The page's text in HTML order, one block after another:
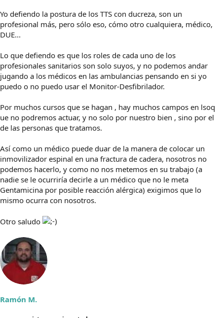
Yo defiendo la postura de los TTS con ducreza, son un
profesional más, pero sólo eso, cómo otro cualquiera, médico,
DUE...
Lo que defiendo es que los roles de cada uno de los
profesionales sanitarios son solo suyos, y no podemos andar
jugando a los médicos en las ambulancias pensando en si yo
puedo o no puedo usar el Monitor-Desfibrilador.
Por muchos cursos que se hagan , hay muchos campos en lsoq
ue no podremos actuar, y no solo por nuestro bien , sino por el
de las personas que tratamos.
Así como un médico puede duar de la manera de colocar un
inmovilizador espinal en una fractura de cadera, nosotros no
podemos hacerlo, y como no nos metemos en su trabajo (a
nadie se le ocurriría decirle a un médico que no le meta
Gentamicina por posible reacción alérgica) exigimos que lo
mismo ocurra con nosotros.
Otro saludo
Ramón M.